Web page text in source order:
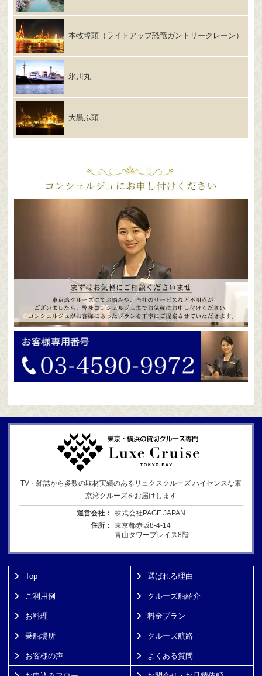
本牧埠頭（ライトアップ恐竜ガントリークレーン）
氷川丸
大黒ふ頭
TV・雑誌から多数の取材実績のあるリュクスクルーズ ハイセンスな東
京湾クルーズをお届けします
運営会社：
株式会社PAGE JAPAN
住所：
東京都赤坂8-4-14
青山タワープレイス8階
Top 選ばれる理由
ご利用例 クルーズ船紹介
お料理 料金プラン
乗船場所 クルーズ航路
お客様の声 よくある質問